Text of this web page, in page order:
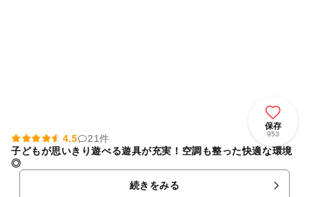
保存
953
4.5
21件
子どもが思いきり遊べる遊具が充実！空調も整った快適な環境
◎
続きをみる